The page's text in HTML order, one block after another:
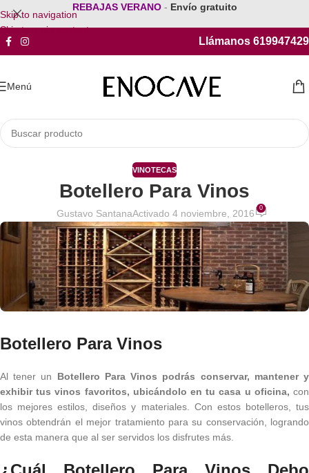
Skip to navigation
Skip to main content
REBAJAS VERANO - Envío gratuito
Llámanos 619947429
Menú
VINOTECAS
Botellero Para Vinos
Gustavo SantanaActivado 4 noviembre, 2016 0
Botellero Para Vinos
Al tener un Botellero Para Vinos podrás conservar, mantener y
exhibir tus vinos favoritos, ubicándolo en tu casa u oficina, con
los mejores estilos, diseños y materiales. Con estos botelleros, tus
vinos obtendrán el mejor tratamiento para su conservación, logrando
de esta manera que al ser servidos los disfrutes más.